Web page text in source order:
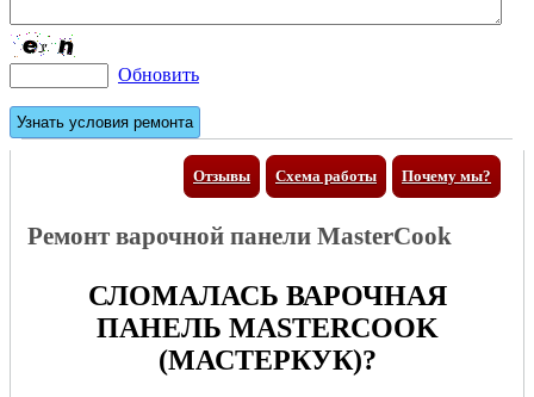
Обновить
Отзывы Почему мы?
Схема работы
Ремонт варочной панели MasterCook
СЛОМАЛАСЬ ВАРОЧНАЯ
ПАНЕЛЬ MASTERCOOK
(МАСТЕРКУК)?